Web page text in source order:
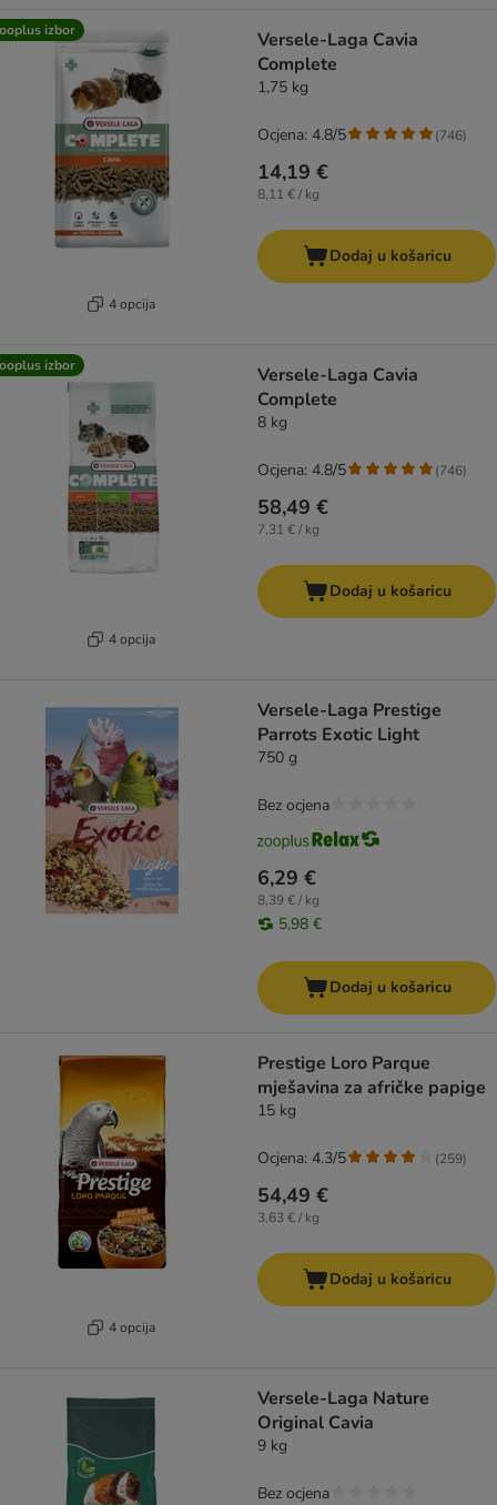
izbor
4 opcija
Versele-Laga Cavia
Complete
1,75 kg
14,19 €
8,11 € / kg
Ocjena: 4.8/5 (746)
Dodaj u košaricu
izbor
4 opcija
Versele-Laga Cavia
Complete
8 kg
58,49 €
7,31 € / kg
Ocjena: 4.8/5 (746)
Dodaj u košaricu
Versele-Laga Prestige
Parrots Exotic Light
750 g
6,29 €
8,39 € / kg
5,98 €
Bez ocjena
Dodaj u košaricu
4 opcija
Prestige Loro Parque
mješavina za afričke papige
15 kg
54,49 €
3,63 € / kg
Ocjena: 4.3/5 (259)
Dodaj u košaricu
Versele-Laga Nature
Original Cavia
9 kg
Bez ocjena